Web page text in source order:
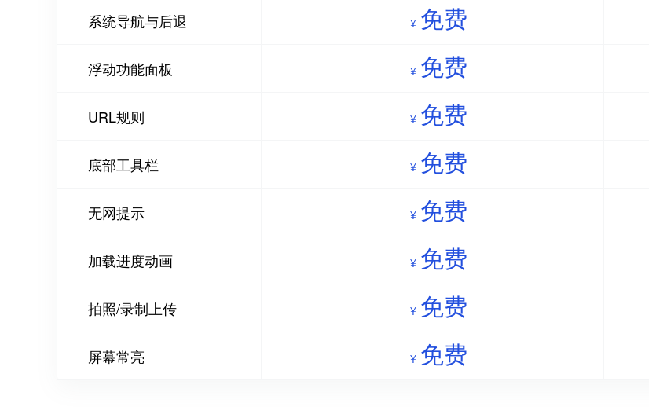
系统导航与后退 ¥ 免费
浮动功能面板 ¥ 免费
URL规则 ¥ 免费
底部工具栏 ¥ 免费
无网提示 ¥ 免费
加载进度动画 ¥ 免费
拍照/录制上传 ¥ 免费
屏幕常亮 ¥ 免费